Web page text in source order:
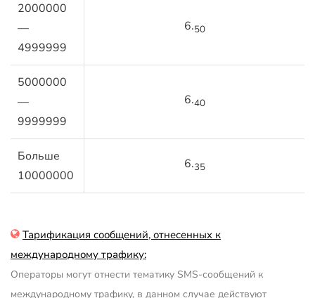
2000000
—
4999999
6.50
5000000
—
9999999
6.40
Больше
10000000
6.35
Тарификация сообщений, отнесенных к
международному трафику:
Операторы могут отнести тематику SMS-сообщений к
международному трафику, в данном случае действуют